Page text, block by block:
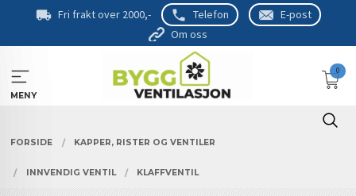
Fri frakt over 2000,- Telefon
E-post
Om oss
MENY
0
FORSIDE KAPPER, RISTER OG VENTILER
INNVENDIG VENTIL KLAFFVENTIL